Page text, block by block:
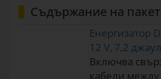
Съдържание на
Енергизатор
12 V, 7,2
Включва
кабели между